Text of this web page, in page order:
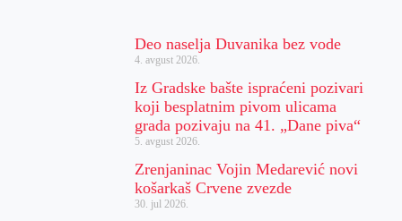
Deo naselja Duvanika bez vode
4. avgust 2026.
Iz Gradske bašte ispraćeni pozivari
koji besplatnim pivom ulicama
grada pozivaju na 41. „Dane piva“
5. avgust 2026.
Zrenjaninac Vojin Medarević novi
košarkaš Crvene zvezde
30. jul 2026.